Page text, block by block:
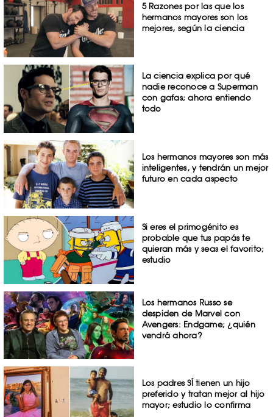
5 Razones por las que los
hermanos mayores son los
mejores, según la ciencia
La ciencia explica por qué
nadie reconoce a Superman
con gafas; ahora entiendo
todo
Los hermanos mayores son más
inteligentes, y tendrán un mejor
futuro en cada aspecto
Si eres el primogénito es
probable que tus papás te
quieran más y seas el favorito;
estudio
Los hermanos Russo se
despiden de Marvel con
Avengers: Endgame; ¿quién
vendrá ahora?
Los padres SÍ tienen un hijo
preferido y tratan mejor al hijo
mayor; estudio lo confirma